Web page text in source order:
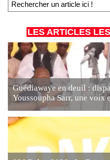
LES ARTICLES
Guédiawaye en deuil :
Youssoupha Sarr, une voix